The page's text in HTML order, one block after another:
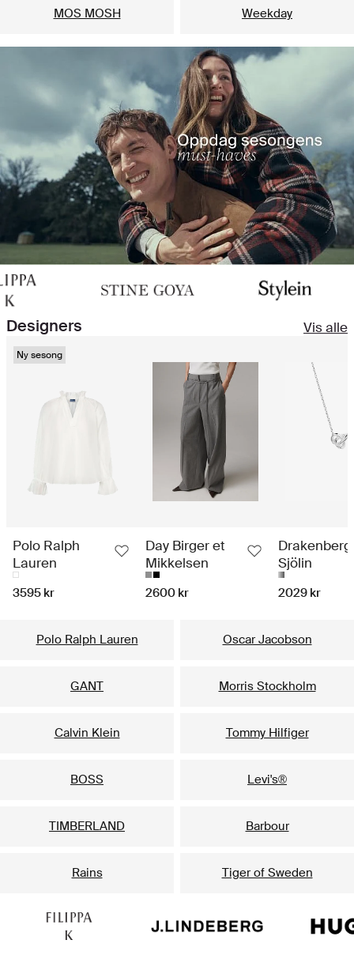
MOS MOSH Weekday
Designers Vis alle
Ny sesong
Polo Ralph
Lauren
3595 kr
Day Birger et
Mikkelsen
2600 kr
Drakenberg
Sjölin
2029 kr
Polo Ralph Lauren Oscar Jacobson
GANT Morris Stockholm
Calvin Klein Tommy Hilfiger
BOSS Levi's®
TIMBERLAND Barbour
Rains Tiger of Sweden